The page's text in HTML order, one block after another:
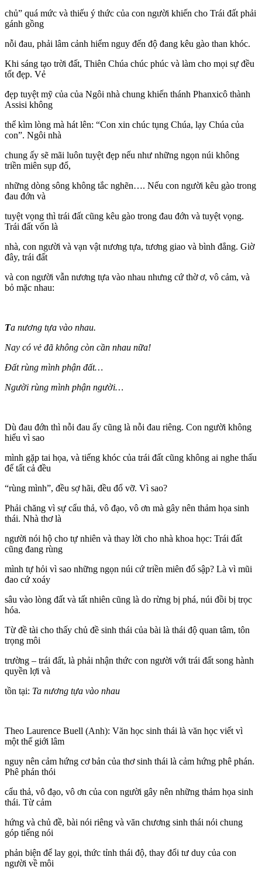
chủ” quá mức và thiếu ý thức của con người khiến cho Trái đất phải
gánh gồng
nỗi đau, phải lâm cảnh hiểm nguy đến độ đang kêu gào than khóc.
Khi sáng tạo trời đất, Thiên Chúa chúc phúc và làm cho mọi sự đều
tốt đẹp. Vẻ
đẹp tuyệt mỹ của của Ngôi nhà chung khiến thánh Phanxicô thành
Assisi không
thể kìm lòng mà hát lên: “Con xin chúc tụng Chúa, lạy Chúa của
con”. Ngôi nhà
chung ấy sẽ mãi luôn tuyệt đẹp nếu như những ngọn núi không
triền miên sụp đổ,
những dòng sông không tắc nghẽn…. Nếu con người kêu gào trong
đau đớn và
tuyệt vọng thì trái đất cũng kêu gào trong đau đớn và tuyệt vọng.
Trái đất vốn là
nhà, con người và vạn vật nương tựa, tương giao và bình đẳng. Giờ
đây, trái đất
và con người vẫn nương tựa vào nhau nhưng cứ thờ ơ, vô cảm, và
bỏ mặc nhau:
Ta nương tựa vào nhau.
Nay có vẻ đã không còn cần nhau nữa!
Đất rùng mình phận đất…
Người rùng mình phận người…
Dù đau đớn thì nỗi đau ấy cũng là nỗi đau riêng. Con người không
hiểu vì sao
mình gặp tai họa, và tiếng khóc của trái đất cũng không ai nghe thấu
để tất cả đều
“rùng mình”, đều sợ hãi, đều đổ vỡ. Vì sao?
Phải chăng vì sự cẩu thả, vô đạo, vô ơn mà gây nên thảm họa sinh
thái. Nhà thơ là
người nói hộ cho tự nhiên và thay lời cho nhà khoa học: Trái đất
cũng đang rùng
mình tự hỏi vì sao những ngọn núi cứ triền miên đổ sập? Là vì mũi
đao cứ xoáy
sâu vào lòng đất và tất nhiên cũng là do rừng bị phá, núi đồi bị trọc
hóa.
Từ đề tài cho thấy chủ đề sinh thái của bài là thái độ quan tâm, tôn
trọng môi
trường – trái đất, là phải nhận thức con người với trái đất song hành
quyền lợi và
tồn tại: Ta nương tựa vào nhau
Theo Laurence Buell (Anh): Văn học sinh thái là văn học viết vì
một thế giới lâm
nguy nên cảm hứng cơ bản của thơ sinh thái là cảm hứng phê phán.
Phê phán thói
cẩu thả, vô đạo, vô ơn của con người gây nên những thảm họa sinh
thái. Từ cảm
hứng và chủ đề, bài nói riêng và văn chương sinh thái nói chung
góp tiếng nói
phản biện để lay gọi, thức tỉnh thái độ, thay đổi tư duy của con
người về môi